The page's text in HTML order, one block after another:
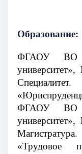
Образование:
ФГАОУ ВО
ФГАОУ ВО
«Трудовое